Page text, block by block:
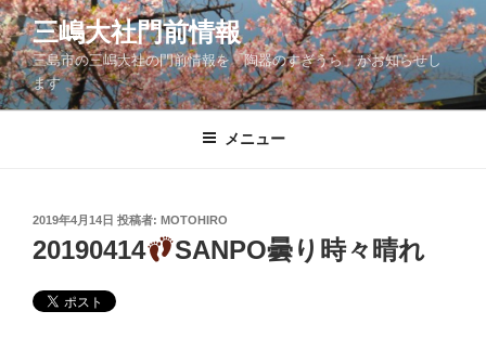
コ
ン
テ
ン
ツ
三嶋大社門前情報
三島市の三嶋大社の門前情報を「陶器のすぎうら」がお知らせし
ます
メニュー
投
稿
日:
2019年4月14日 投稿者: MOTOHIRO
20190414 SANPO曇り時々晴れ